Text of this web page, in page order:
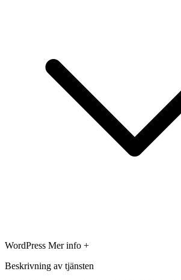
WordPress Mer info +
Beskrivning av tjänsten